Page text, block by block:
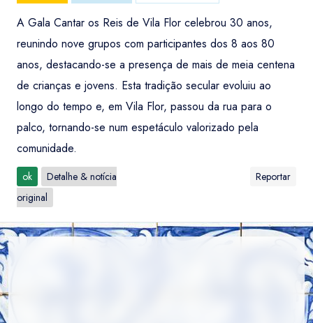
A Gala Cantar os Reis de Vila Flor celebrou 30 anos,
reunindo nove grupos com participantes dos 8 aos 80
anos, destacando-se a presença de mais de meia centena
de crianças e jovens. Esta tradição secular evoluiu ao
longo do tempo e, em Vila Flor, passou da rua para o
palco, tornando-se num espetáculo valorizado pela
comunidade.
ok
Detalhe & notícia
original
Reportar